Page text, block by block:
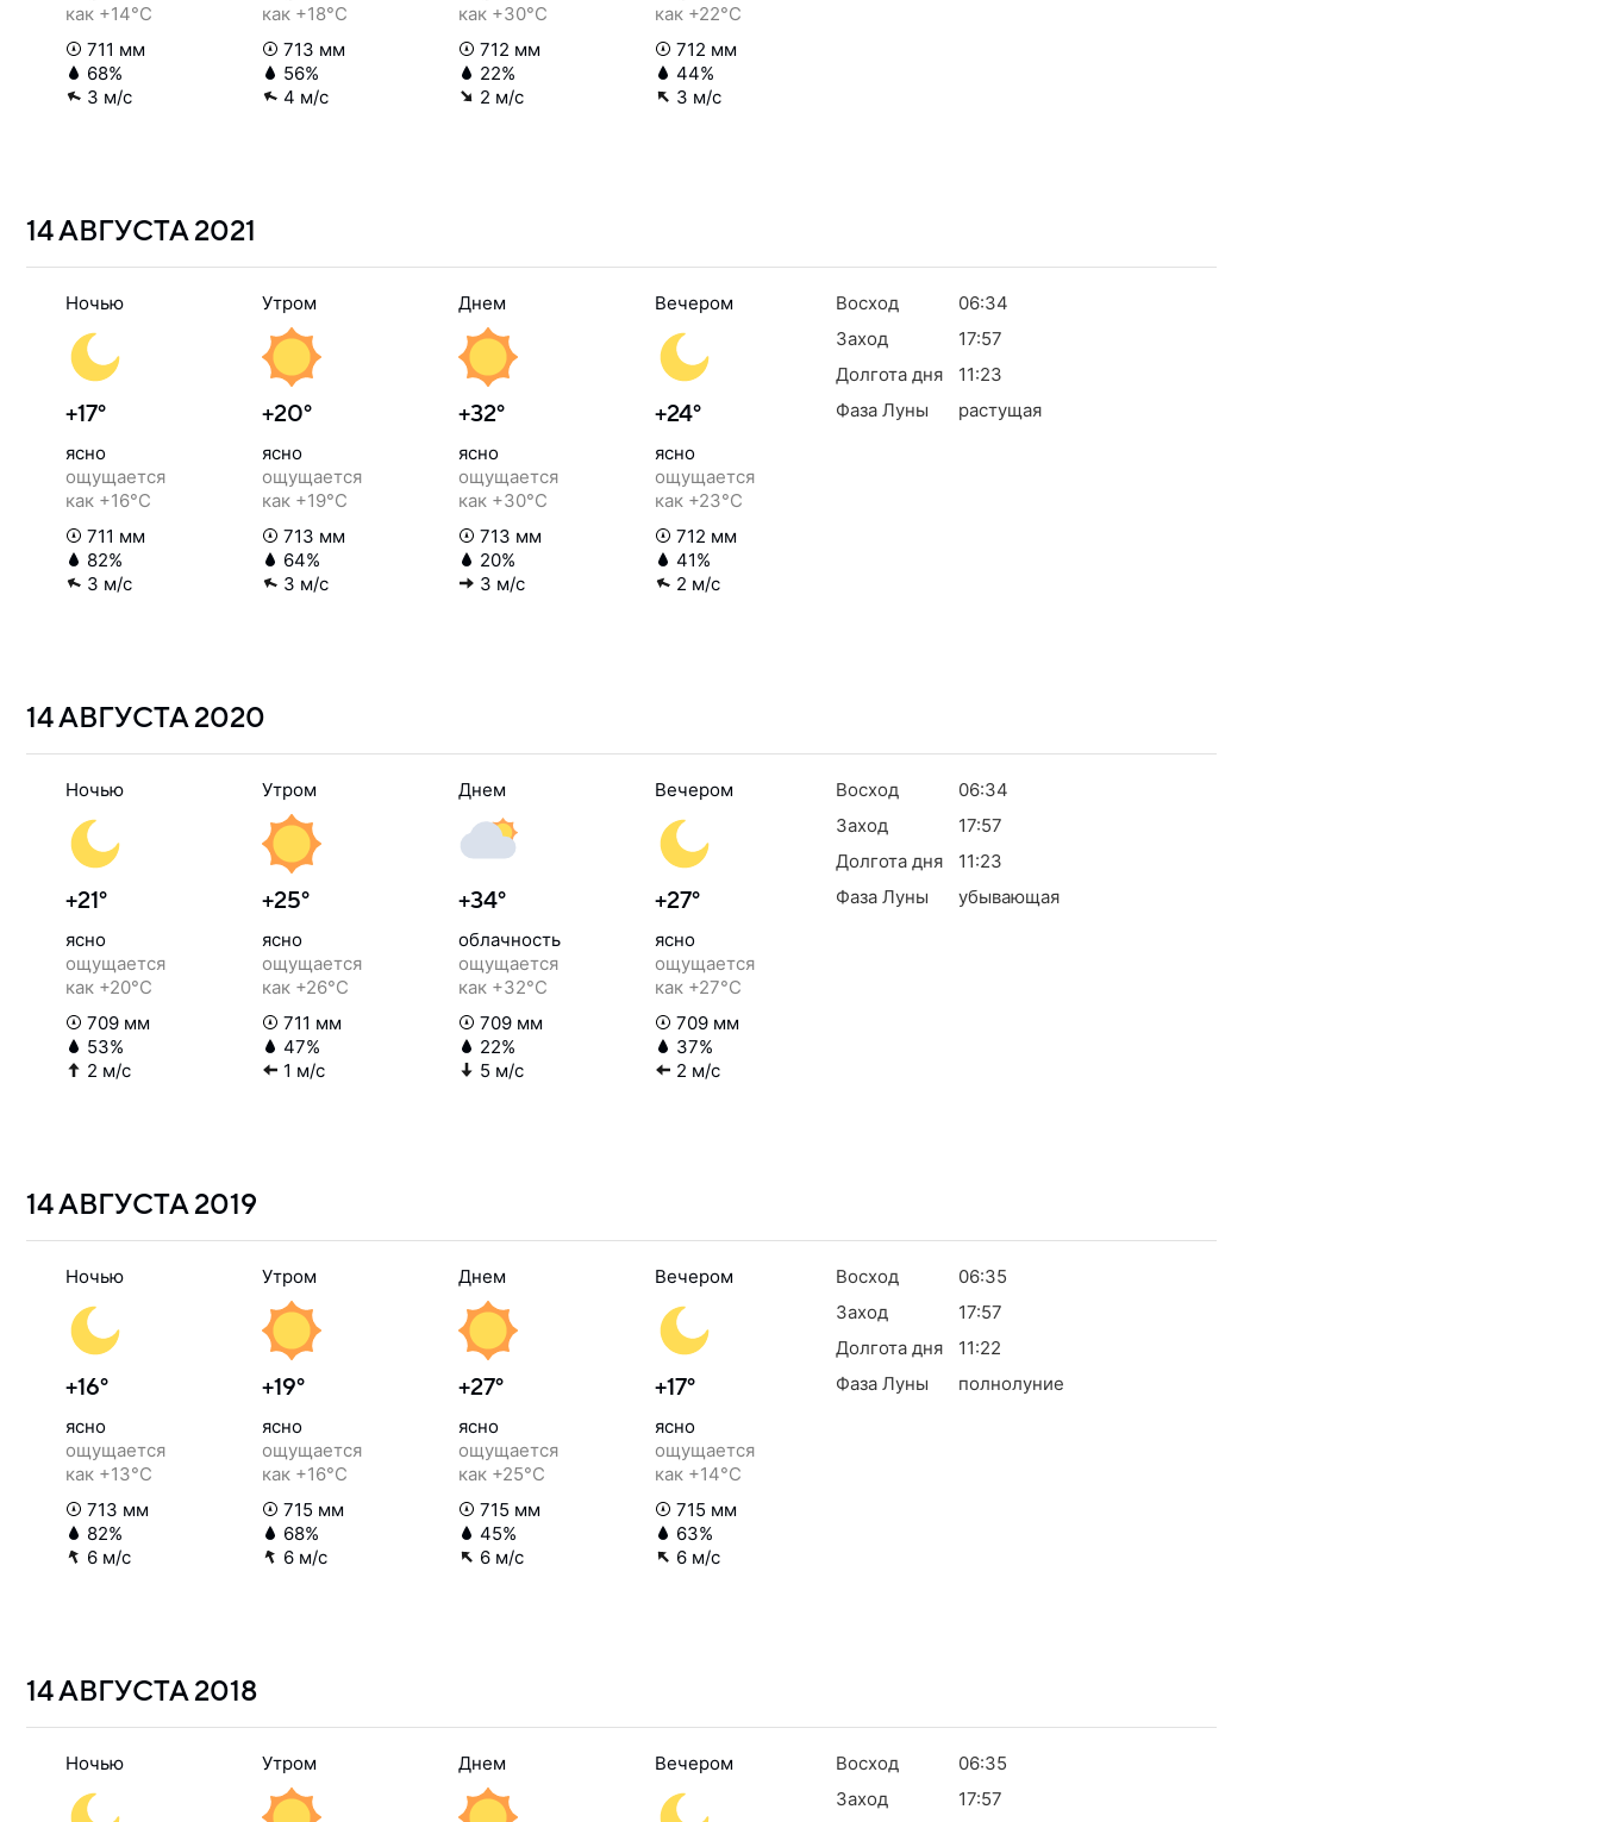
как +14°C
711 мм
68%
3 м/с
как +18°C
713 мм
56%
4 м/с
как +30°C
712 мм
22%
2 м/с
как +22°C
712 мм
44%
3 м/с
14 АВГУСТА2021
Ночью
+17°
ясно
ощущается
как +16°C
711 мм
82%
3 м/с
Утром
+20°
ясно
ощущается
как +19°C
713 мм
64%
3 м/с
Днем
+32°
ясно
ощущается
как +30°C
713 мм
20%
3 м/с
Вечером
+24°
ясно
ощущается
как +23°C
712 мм
41%
2 м/с
Восход
06:34
Заход
17:57
Долгота дня
11:23
Фаза Луны
растущая
14 АВГУСТА2020
Ночью
+21°
ясно
ощущается
как +20°C
709 мм
53%
2 м/с
Утром
+25°
ясно
ощущается
как +26°C
711 мм
47%
1 м/с
Днем
+34°
облачность
ощущается
как +32°C
709 мм
22%
5 м/с
Вечером
+27°
ясно
ощущается
как +27°C
709 мм
37%
2 м/с
Восход
06:34
Заход
17:57
Долгота дня
11:23
Фаза Луны
убывающая
14 АВГУСТА2019
Ночью
+16°
ясно
ощущается
как +13°C
713 мм
82%
6 м/с
Утром
+19°
ясно
ощущается
как +16°C
715 мм
68%
6 м/с
Днем
+27°
ясно
ощущается
как +25°C
715 мм
45%
6 м/с
Вечером
+17°
ясно
ощущается
как +14°C
715 мм
63%
6 м/с
Восход
06:35
Заход
17:57
Долгота дня
11:22
Фаза Луны
полнолуние
14 АВГУСТА2018
Ночью Утром Днем Вечером Восход
06:35
Заход
17:57